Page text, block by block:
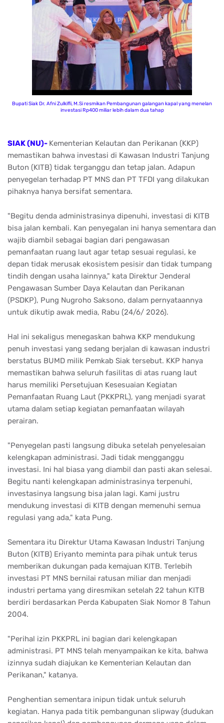
Bupati Siak Dr. Afni Zulkifli, M.Si resmikan Pembangunan galangan kapal yang menelan
investasi Rp400 miliar lebih dalam dua tahap
SIAK (NU)- Kementerian Kelautan dan Perikanan (KKP)
memastikan bahwa investasi di Kawasan Industri Tanjung
Buton (KITB) tidak terganggu dan tetap jalan. Adapun
penyegelan terhadap PT MNS dan PT TFDI yang dilakukan
pihaknya hanya bersifat sementara.
"Begitu denda administrasinya dipenuhi, investasi di KITB
bisa jalan kembali. Kan penyegalan ini hanya sementara dan
wajib diambil sebagai bagian dari pengawasan
pemanfaatan ruang laut agar tetap sesuai regulasi, ke
depan tidak merusak ekosistem pesisir dan tidak tumpang
tindih dengan usaha lainnya," kata Direktur Jenderal
Pengawasan Sumber Daya Kelautan dan Perikanan
(PSDKP), Pung Nugroho Saksono, dalam pernyataannya
untuk dikutip awak media, Rabu (24/6/ 2026).
Hal ini sekaligus menegaskan bahwa KKP mendukung
penuh investasi yang sedang berjalan di kawasan industri
berstatus BUMD milik Pemkab Siak tersebut. KKP hanya
memastikan bahwa seluruh fasilitas di atas ruang laut
harus memiliki Persetujuan Kesesuaian Kegiatan
Pemanfaatan Ruang Laut (PKKPRL), yang menjadi syarat
utama dalam setiap kegiatan pemanfaatan wilayah
perairan.
"Penyegelan pasti langsung dibuka setelah penyelesaian
kelengkapan administrasi. Jadi tidak mengganggu
investasi. Ini hal biasa yang diambil dan pasti akan selesai.
Begitu nanti kelengkapan administrasinya terpenuhi,
investasinya langsung bisa jalan lagi. Kami justru
mendukung investasi di KITB dengan memenuhi semua
regulasi yang ada," kata Pung.
Sementara itu Direktur Utama Kawasan Industri Tanjung
Buton (KITB) Eriyanto meminta para pihak untuk terus
memberikan dukungan pada kemajuan KITB. Terlebih
investasi PT MNS bernilai ratusan miliar dan menjadi
industri pertama yang diresmikan setelah 22 tahun KITB
berdiri berdasarkan Perda Kabupaten Siak Nomor 8 Tahun
2004.
"Perihal izin PKKPRL ini bagian dari kelengkapan
administrasi. PT MNS telah menyampaikan ke kita, bahwa
izinnya sudah diajukan ke Kementerian Kelautan dan
Perikanan," katanya.
Penghentian sementara inipun tidak untuk seluruh
kegiatan. Hanya pada titik pembangunan slipway (dudukan